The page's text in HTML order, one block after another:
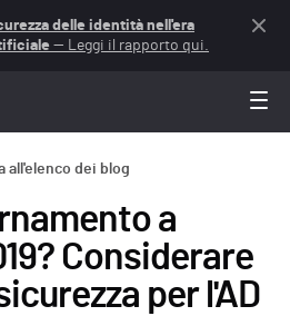
delle identità nell'era
— Leggi il rapporto qui.
all'elenco dei blog
a
Considerare
per l'AD